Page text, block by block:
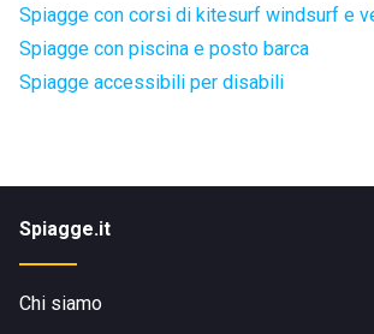
Spiagge con corsi di kitesurf windsurf e
Spiagge con piscina e posto barca
Spiagge accessibili per disabili
Spiagge.it
Chi siamo